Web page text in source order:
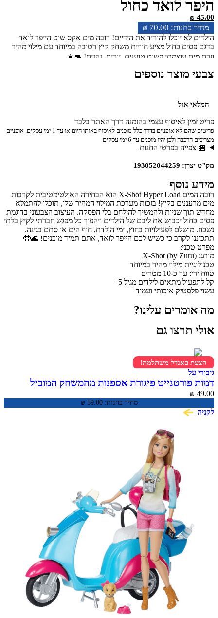
היפר לואד כחול
₪ 70.00
₪ 45.00
הילדים לא יוכלו להוריד את הידיים! רובה מים אקס שוט הייפר לואד
בדגם פסים כחול מציע חוויית משחק קיץ רטובה במיוחד עם מילוי מהיר
וזרם מים עוצמתי פשוט טוענים, יורים, נהנים! 🔫☀️
צבעי מוצר נוספים
המלאי אזל
פריט זמין לאיסוף עצמי בהזמנה דרך האתר בלבד
פריטים שהם לא אופניים בדרך כלל מוכנים לאיסוף באותו היום או עד 1 ימי עסקים. אופניים
מצריכים הרכבה ולכן יהיו מוכנים עד 6 ימי עסקים
🏪 צפייה בפרטי החנות
מק"ט יצרן: 193052044259
מידע נוסף
רובה המים X-Shot Hyper Load הוא הבחירה האולטימטיבית לקרבות
מים מרעננים בקיץ! בזכות מערכת המילוי המהיר שלו, תוכלו להתמלא
מחדש תוך שניות ולהמשיך להילחם בלי הפסקה. העיצוב הצבעוני בדוגמת
פסים כחול יכבוש את ליבם של הילדים ויהפוך כל מפגש חברתי לקיץ בלתי
נשכח. מושלם לפעילויות בחוץ, ימי הולדת, חוף הים או סתם בגינה.
תתכוננו לקרב כי כשיש לכם הייפר לואד, אתם תמיד מוכנים! 🌊😎
מפרט טכני:
מותג: X-Shot (by Zuru)
טכנולוגיית מילוי מהיר במיוחד
טווח ירי: עד כ-10 מטרים
קל לתפעול מתאים לילדים מגיל 5+
עשוי פלסטיק איכותי ועמיד
מה אומרים עלינו?
אולי תרצו גם
הצעת באנדל משתלמת!
גיבורי על
דמות פורטנייט פיגורת אספנות מהמשחק המוביל
Frozen Fishstick Fortnite
מחיר בחנות: ₪ 59.00
₪ 49.00
לקניה